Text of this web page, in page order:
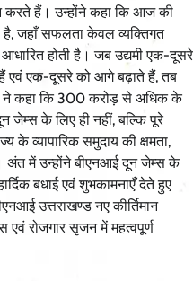
करते हैं। उन्होंने कहा कि आज की
है, जहाँ सफलता केवल व्यक्तिगत
होती है। जब उद्यमी एक-दूसरे
एवं एक-दूसरे को आगे बढ़ाते हैं, तब
ने कहा कि 300 करोड़ से अधिक के
जेम्स के लिए ही नहीं, बल्कि पूरे
के व्यापारिक समुदाय की क्षमता,
अंत में उन्होंने बीएनआई दून जेम्स के
बधाई एवं शुभकामनाएँ देते हुए
उत्तराखण्ड नए कीर्तिमान
एवं रोजगार सृजन में महत्वपूर्ण